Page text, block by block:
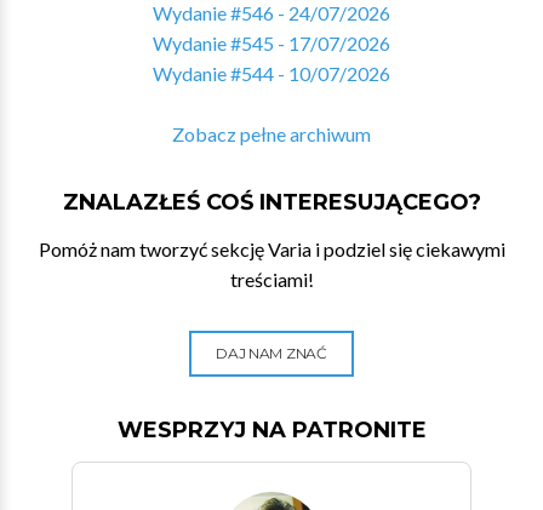
Wydanie #546 - 24/07/2026
Wydanie #545 - 17/07/2026
Wydanie #544 - 10/07/2026
Zobacz pełne archiwum
ZNALAZŁEŚ COŚ INTERESUJĄCEGO?
Pomóż nam tworzyć sekcję Varia i podziel się ciekawymi
treściami!
DAJ NAM ZNAĆ
WESPRZYJ NA PATRONITE